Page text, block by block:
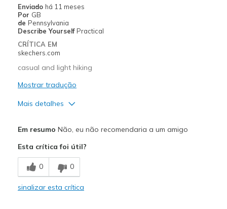
Sizing
Feels true to size
View On Shoes
Enviado há 11 meses
Por GB
de Pennsylvania
Describe Yourself Practical
CRÍTICA EM
skechers.com
casual and light hiking
Mostrar tradução
Mais detalhes
Comfortable
Contras
Wear Out Quickly
Em resumo Não, eu não recomendaria a um amigo
Esta crítica foi útil?
0 0
sinalizar esta crítica